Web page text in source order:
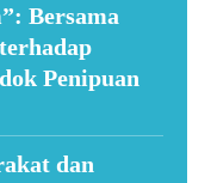
Bersama
Penipuan
dan